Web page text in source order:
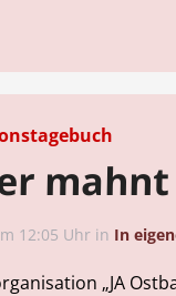
12:05 Uhr in In
„JA